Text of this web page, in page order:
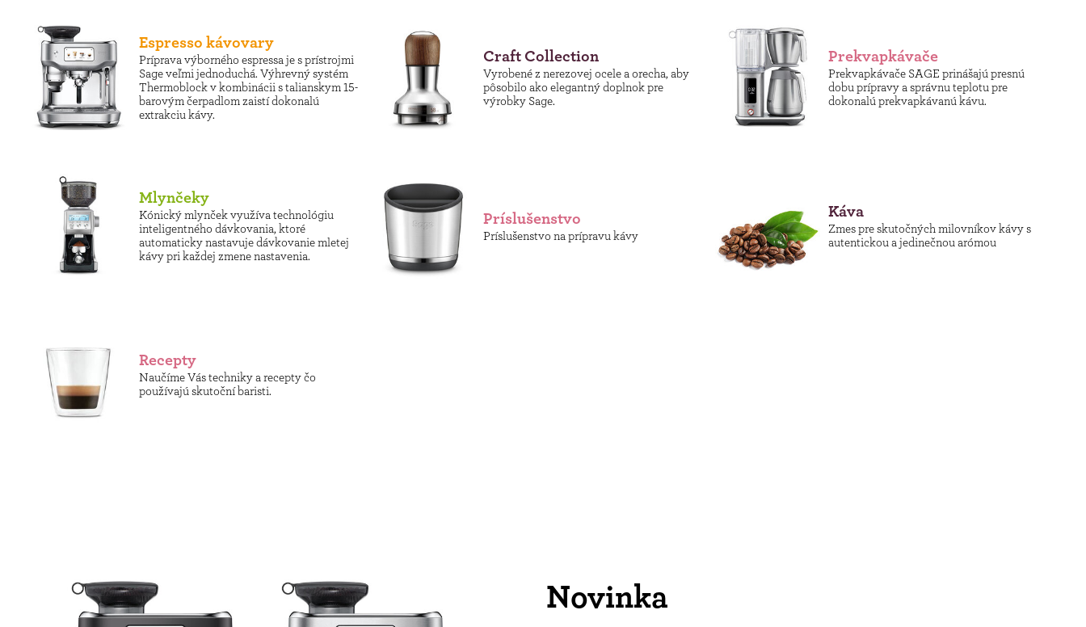
Espresso kávovary
Príprava výborného espressa je s prístrojmi
Sage veľmi jednoduchá. Výhrevný systém
Thermoblock v kombinácii s talianskym 15-
barovým čerpadlom zaistí dokonalú
extrakciu kávy.
Craft Collection
Vyrobené z nerezovej ocele a orecha, aby
pôsobilo ako elegantný doplnok pre
výrobky Sage.
Prekvapkávače
Prekvapkávače SAGE prinášajú presnú
dobu prípravy a správnu teplotu pre
dokonalú prekvapkávanú kávu.
Mlynčeky
Kónický mlynček využíva technológiu
inteligentného dávkovania, ktoré
automaticky nastavuje dávkovanie mletej
kávy pri každej zmene nastavenia.
Príslušenstvo
Príslušenstvo na prípravu kávy
Káva
Zmes pre skutočných milovníkov kávy s
autentickou a jedinečnou arómou
Recepty
Naučíme Vás techniky a recepty čo
používajú skutoční baristi.
Novinka